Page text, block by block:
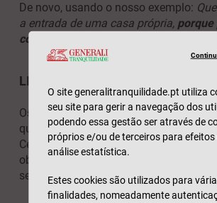
De novo, usando o nosso exemplo:
a entrada de uma casa própria, porque
constituir uma família
LIMITADO NO TEMPO (T)
Os seus objetivos financeiros precisam
quer sejam meses, anos ou, por vezes,
Certifique-se de que está a trabalhar
objetivos a curto e a longo prazo, para
sempre uma meta em vista.
O site generalitranquilidade.pt utiliza
seu site para gerir a navegação dos
podendo essa gestão ser através de
próprios e/ou de terceiros para efeitos
análise estatística.
Estes cookies são utilizados para
finalidades, nomeadamente